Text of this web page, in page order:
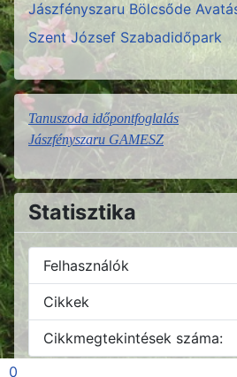
Jászfényszaru Bölcsőde
Szent József Szabadidőpark
Tanuszoda időpontfoglalás
Jászfényszaru GAMESZ
Statisztika
Felhasználók
Cikkek
Cikkmegtekintések száma:
0